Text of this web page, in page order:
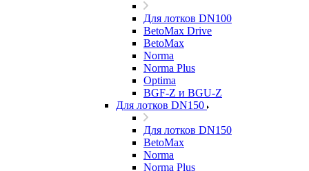
Для лотков DN100
BetoMax Drive
BetoMax
Norma
Norma Plus
Optima
BGF-Z и BGU-Z
Для лотков DN150
Для лотков DN150
BetoMax
Norma
Norma Plus